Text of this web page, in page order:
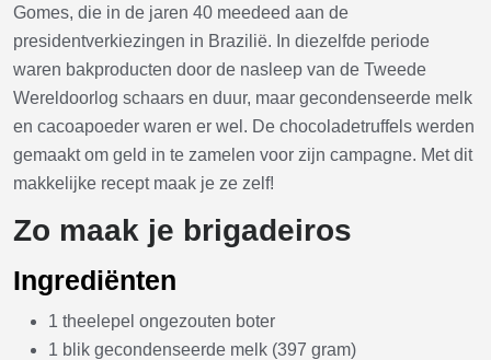
Gomes, die in de jaren 40 meedeed aan de
presidentverkiezingen in Brazilië. In diezelfde periode
waren bakproducten door de nasleep van de Tweede
Wereldoorlog schaars en duur, maar gecondenseerde melk
en cacoapoeder waren er wel. De chocoladetruffels werden
gemaakt om geld in te zamelen voor zijn campagne. Met dit
makkelijke recept maak je ze zelf!
Zo maak je brigadeiros
Ingrediënten
1 theelepel ongezouten boter
1 blik gecondenseerde melk (397 gram)